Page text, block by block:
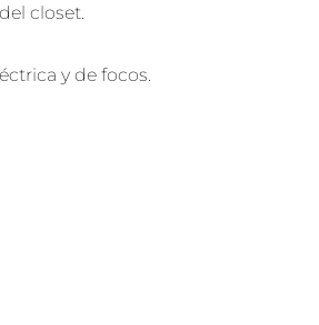
closet.
y de focos.